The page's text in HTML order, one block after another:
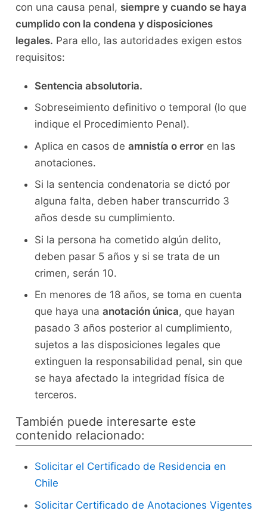
con una causa penal, siempre y cuando se haya
cumplido con la condena y disposiciones
legales. Para ello, las autoridades exigen estos
requisitos:
Sentencia absolutoria.
Sobreseimiento definitivo o temporal (lo que
indique el Procedimiento Penal).
Aplica en casos de amnistía o erroren las
anotaciones.
Si la sentencia condenatoria se dictó por
alguna falta, deben haber transcurrido 3
años desde su cumplimiento.
Si la persona ha cometido algún delito,
deben pasar 5 años y si se trata de un
crimen, serán 10.
En menores de 18 años, se toma en cuenta
que haya una anotación única, que hayan
pasado 3 años posterior al cumplimiento,
sujetos a las disposiciones legales que
extinguen la responsabilidad penal, sin que
se haya afectado la integridad física de
terceros.
También puede interesarte este
contenido relacionado:
Solicitar el Certificado de Residencia en
Chile
Solicitar Certificado de Anotaciones Vigentes